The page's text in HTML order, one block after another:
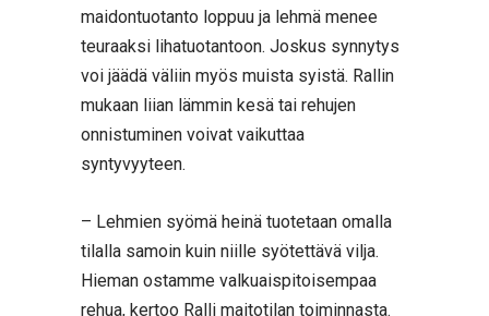
maidontuotanto loppuu ja lehmä menee
teuraaksi lihatuotantoon. Joskus synnytys
voi jäädä väliin myös muista syistä. Rallin
mukaan liian lämmin kesä tai rehujen
onnistuminen voivat vaikuttaa
syntyvyyteen.
– Lehmien syömä heinä tuotetaan omalla
tilalla samoin kuin niille syötettävä vilja.
Hieman ostamme valkuaispitoisempaa
rehua, kertoo Ralli maitotilan toiminnasta.